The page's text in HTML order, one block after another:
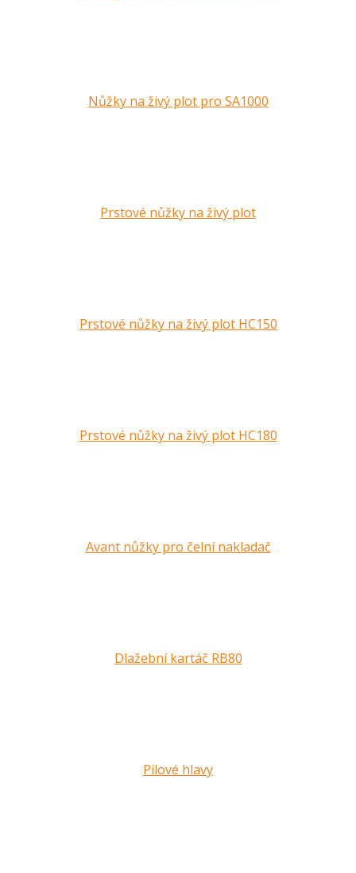
Nůžky na živý plot pro SA1000
Prstové nůžky na živý plot
Prstové nůžky na živý plot HC150
Prstové nůžky na živý plot HC180
Avant nůžky pro čelní nakladač
Dlažební kartáč RB80
Pilové hlavy